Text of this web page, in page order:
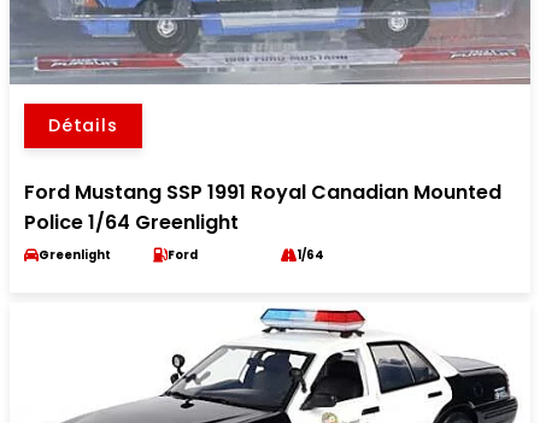
Détails
Ford Mustang SSP 1991 Royal Canadian Mounted
Police 1/64 Greenlight
Greenlight Ford 1/64